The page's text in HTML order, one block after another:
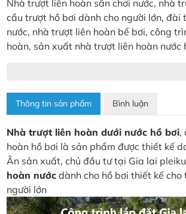
Nhà trượt liên hoàn sân chơi nước, nhà
cầu trượt hồ bơi dành cho người lớn, đài
nước, nhà trượt liên hoàn bể bơi, công
hoàn, sản xuất nhà trượt liên hoàn nước
Thông tin sản phẩm Bình luận
Nhà trượt liên hoàn dưới nước hồ bơi,
hoàn hồ bơi là sản phẩm được thiết kế
Ân sản xuất, chủ đầu tư tại Gia lai
hoàn nước dành cho hồ bơi thiết kế cho
người lớn